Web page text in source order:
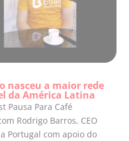
nasceu a maior rede
da América Latina
Pausa Para Café
Rodrigo Barros, CEO
Portugal com apoio do